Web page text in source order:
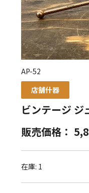
AP-52
店舗什器
ビンテージ ジ
販売価格：
在庫: 1